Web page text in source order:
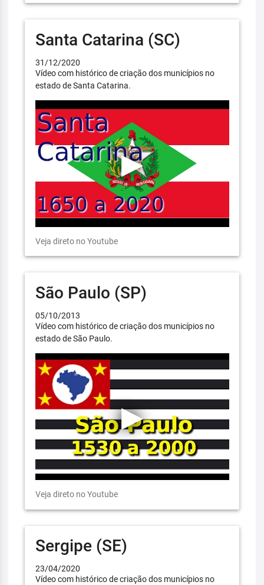
Santa Catarina (SC)
31/12/2020
Vídeo com histórico de criação dos municípios no
estado de Santa Catarina.
Veja direto no Youtube
São Paulo (SP)
05/10/2013
Vídeo com histórico de criação dos municípios no
estado de São Paulo.
Veja direto no Youtube
Sergipe (SE)
23/04/2020
Vídeo com histórico de criação dos municípios no